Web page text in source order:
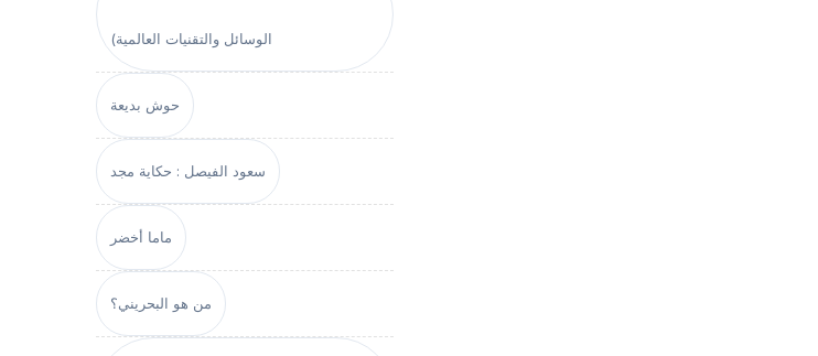
الوسائل والتقنيات العالمية)
حوش بديعة
سعود الفيصل : حكاية مجد
ماما أخضر
من هو البحريني؟